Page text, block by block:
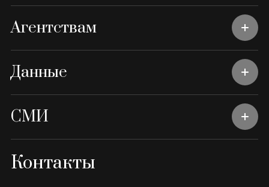
Агентствам
Данные
СМИ
Контакты